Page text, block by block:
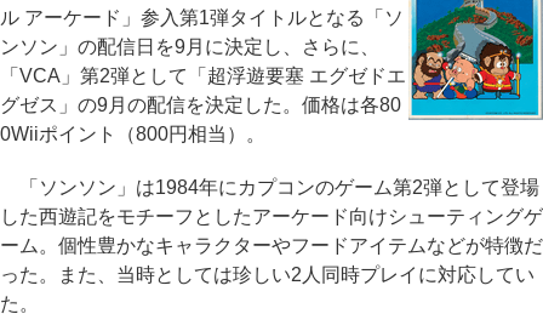
ル アーケード」参入第1弾タイトルとなる「ソ
ンソン」の配信日を9月に決定し、さらに、
「VCA」第2弾として「超浮遊要塞 エグゼドエ
グゼス」の9月の配信を決定した。価格は各80
0Wiiポイント（800円相当）。
「ソンソン」は1984年にカプコンのゲーム第2弾として登場
した西遊記をモチーフとしたアーケード向けシューティングゲ
ーム。個性豊かなキャラクターやフードアイテムなどが特徴だ
った。また、当時としては珍しい2人同時プレイに対応してい
た。